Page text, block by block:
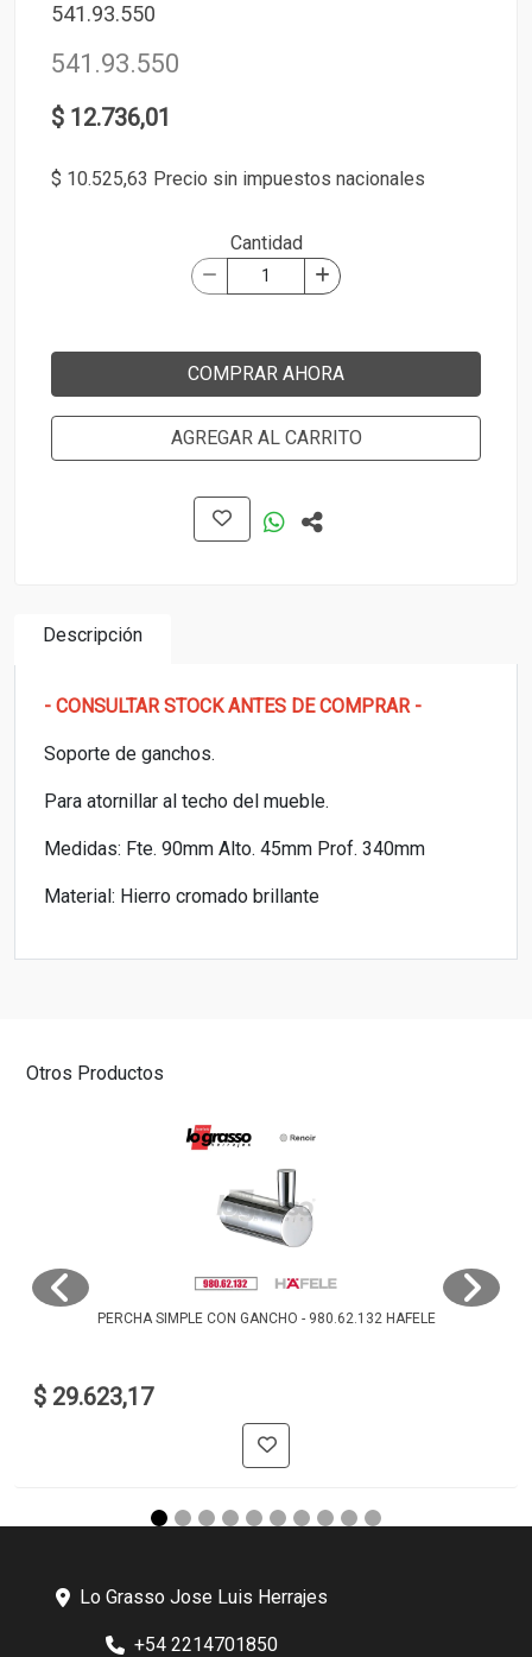
541.93.550
541.93.550
$ 12.736,01
$ 10.525,63 Precio sin impuestos nacionales
Cantidad
COMPRAR AHORA
AGREGAR AL CARRITO
Descripción
- CONSULTAR STOCK ANTES DE COMPRAR -
Soporte de ganchos.
Para atornillar al techo del mueble.
Medidas: Fte. 90mm Alto. 45mm Prof. 340mm
Material: Hierro cromado brillante
Otros Productos
PERCHA SIMPLE CON GANCHO - 980.62.132 HAFELE
$ 29.623,17
Lo Grasso Jose Luis Herrajes
+54 2214701850